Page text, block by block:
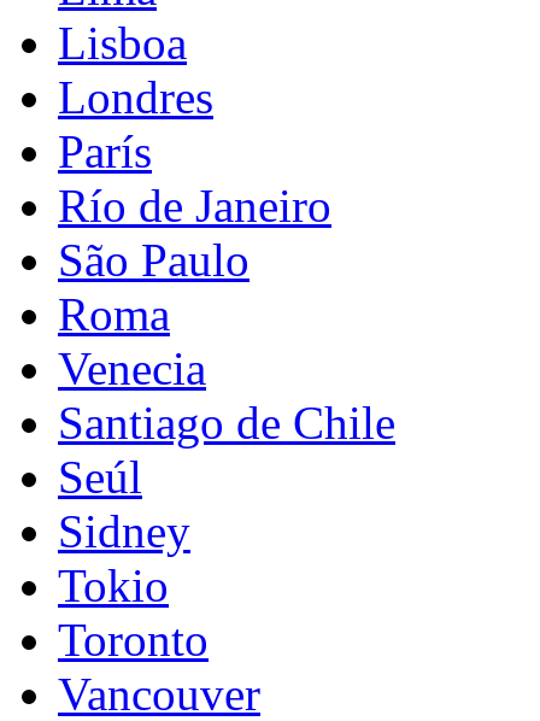
Lisboa
Londres
París
Río de Janeiro
São Paulo
Roma
Venecia
Santiago de Chile
Seúl
Sidney
Tokio
Toronto
Vancouver